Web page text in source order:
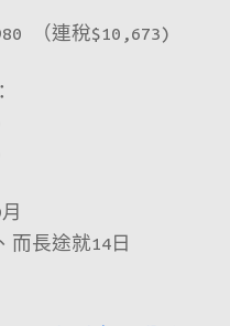
（連稅$10,673)
而長途就14日